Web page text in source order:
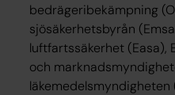
bedrägeribekämpning
sjösäkerhetsbyrån
luftfartssäkerhet (Easa),
och
läkemedelsmyndigheten